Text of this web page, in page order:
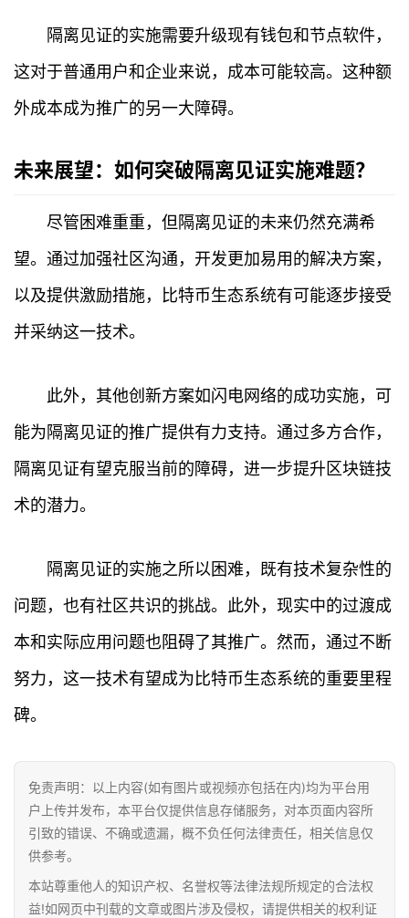
讯
专
隔离见证的实施需要升级现有钱包和节点软件，
这对于普通用户和企业来说，成本可能较高。这种额
外成本成为推广的另一大障碍。
未来展望：如何突破隔离见证实施难题？
尽管困难重重，但隔离见证的未来仍然充满希
望。通过加强社区沟通，开发更加易用的解决方案，
以及提供激励措施，比特币生态系统有可能逐步接受
并采纳这一技术。
此外，其他创新方案如闪电网络的成功实施，可
能为隔离见证的推广提供有力支持。通过多方合作，
隔离见证有望克服当前的障碍，进一步提升区块链技
术的潜力。
隔离见证的实施之所以困难，既有技术复杂性的
问题，也有社区共识的挑战。此外，现实中的过渡成
本和实际应用问题也阻碍了其推广。然而，通过不断
努力，这一技术有望成为比特币生态系统的重要里程
碑。
免责声明：以上内容(如有图片或视频亦包括在内)均为平台用
户上传并发布，本平台仅提供信息存储服务，对本页面内容所
引致的错误、不确或遗漏，概不负任何法律责任，相关信息仅
供参考。
本站尊重他人的知识产权、名誉权等法律法规所规定的合法权
益!如网页中刊载的文章或图片涉及侵权，请提供相关的权利证